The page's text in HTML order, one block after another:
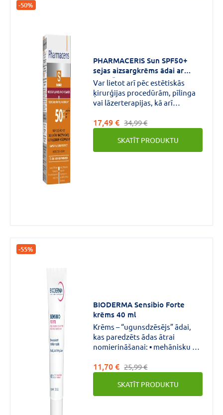
-50%
PHARMACERIS Sun SPF50+
sejas aizsargkrēms ādai ar
paplašinātiem kapilāriem un
rozāciju, 50 ml
Var lietot arī pēc estētiskās
ķirurģijas procedūrām, pīlinga
vai lāzerterapijas, kā arī
un pēc tām.Krēms efektīvi
pasargā no ādas krāsas
izmaiņām, eritēmas,
telangiektāzijas un
17,49 € 34,99 €
SKATĪT PRODUKTU
-55%
BIODERMA Sensibio Forte
krēms 40 ml
Krēms – “ugunsdzēsējs” ādai,
kas paredzēts ādas ātrai
nomierināšanai: ▪ mehānisku vai
apsārtuma gadījumā
(noberzums, skūšanās radīts
kairinājums, depilācija, pīlings);
▪ pēc ārsta ieteiktām
11,70 € 25,99 €
SKATĪT PRODUKTU